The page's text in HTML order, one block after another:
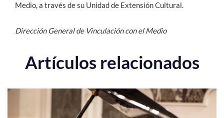
Medio, a través de su Unidad de Extensión Cultural.
Dirección General de Vinculación con el Medio
Artículos relacionados